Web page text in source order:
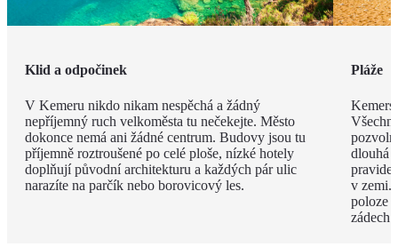
Klid a odpočinek
V Kemeru nikdo nikam nespěchá a žádný
nepříjemný ruch velkoměsta tu nečekejte. Město
dokonce nemá ani žádné centrum. Budovy jsou tu
příjemně roztroušené po celé ploše, nízké hotely
doplňují původní architekturu a každých pár ulic
narazíte na parčík nebo borovicový les.
Pláže
dlouhá
v zemi.
poloze
zádech.